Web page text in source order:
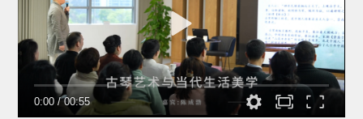
0:00 /00:55